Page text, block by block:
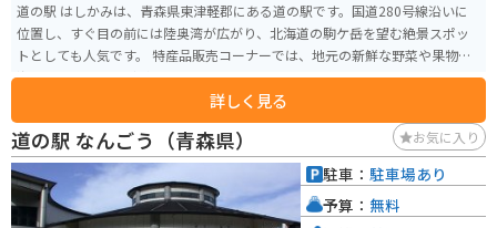
道の駅 はしかみは、青森県東津軽郡にある道の駅です。国道280号線沿いに
位置し、すぐ目の前には陸奥湾が広がり、北海道の駒ケ岳を望む絶景スポッ
トとしても人気です。 特産品販売コーナーでは、地元の新鮮な野菜や果物、
海産物の加工品などが販売されています。レストランでは、ホタテやウニな
どの地元食材を使った海鮮丼やラーメンなどが楽しめます。 バイクで訪れる
場合、道の駅には広々とした駐車場が完備されているので安心です。周辺に
は、美しい海岸線を走るシーサイドラインや、温泉施設などもあり、ツーリ
ングの拠点としても最適です。
詳しく見る
道の駅 なんごう（青森県） お気に入り
駐車： 駐車場あり
予算： 無料